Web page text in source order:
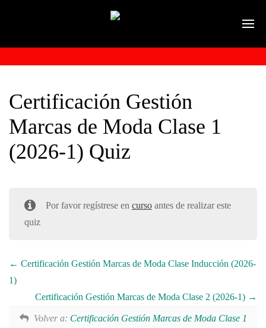
Certificación Gestión
Marcas de Moda Clase 1
(2026-1) Quiz
Por favor regístrese en cursoantes de realizar este
quiz
Certificación Gestión Marcas de Moda Clase Inducción (2026-
1)
Certificación Gestión Marcas de Moda Clase 2 (2026-1)
Volver a: Certificación Gestión Marcas de Moda Clase 1